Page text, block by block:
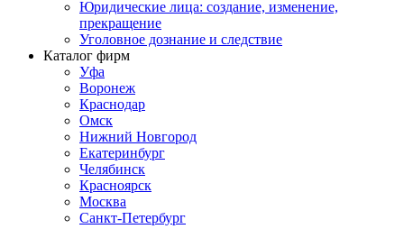
Юридические лица: создание, изменение,
прекращение
Уголовное дознание и следствие
Каталог фирм
Уфа
Воронеж
Краснодар
Омск
Нижний Новгород
Екатеринбург
Челябинск
Красноярск
Москва
Санкт-Петербург